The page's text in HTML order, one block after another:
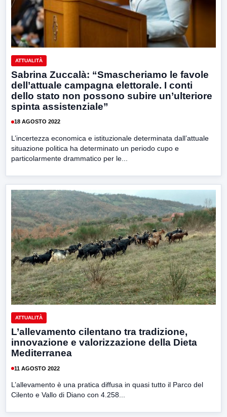
ATTUALITÀ
Sabrina Zuccalà: “Smascheriamo le favole
dell’attuale campagna elettorale. I conti
dello stato non possono subire un’ulteriore
spinta assistenziale”
18 AGOSTO 2022
L’incertezza economica e istituzionale determinata dall’attuale
situazione politica ha determinato un periodo cupo e
particolarmente drammatico per le...
ATTUALITÀ
L’allevamento cilentano tra tradizione,
innovazione e valorizzazione della Dieta
Mediterranea
11 AGOSTO 2022
L’allevamento è una pratica diffusa in quasi tutto il Parco del
Cilento e Vallo di Diano con 4.258...